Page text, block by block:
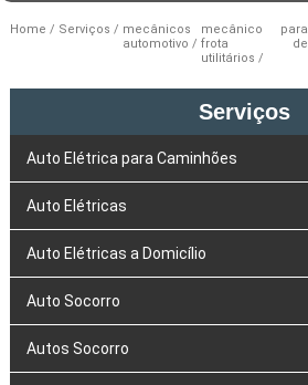
Home Serviços
mecânicos
automotivo
mecânico para
frota de
utilitários
Serviços
Auto Elétrica para Caminhões
Auto Elétricas
Auto Elétricas a Domicílio
Auto Socorro
Autos Socorro